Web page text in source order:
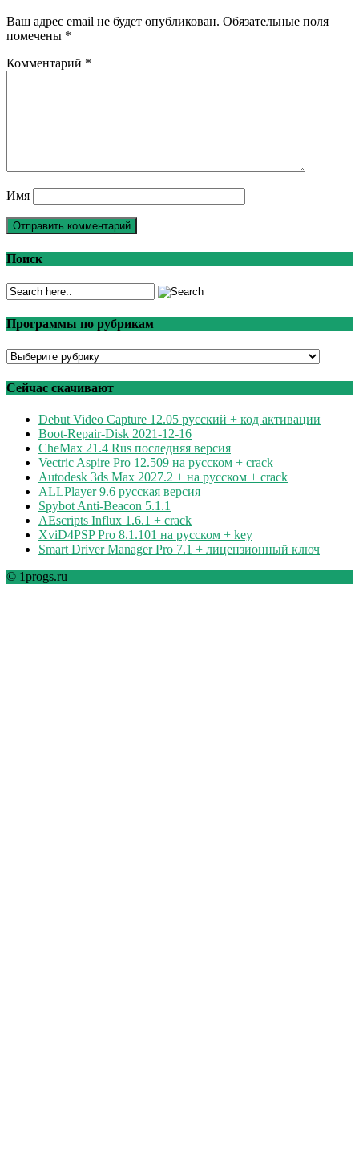
Ваш адрес email не будет опубликован. Обязательные поля
помечены *
Комментарий *
Имя
Поиск
Программы по рубрикам
Программы
рубрикам
Сейчас скачивают
Debut Video Capture 12.05 русский + код активации
Boot-Repair-Disk 2021-12-16
CheMax 21.4 Rus последняя версия
Vectric Aspire Pro 12.509 на русском + crack
Autodesk 3ds Max 2027.2 + на русском + crack
ALLPlayer 9.6 русская версия
Spybot Anti-Beacon 5.1.1
AEscripts Influx 1.6.1 + crack
XviD4PSP Pro 8.1.101 на русском + key
Smart Driver Manager Pro 7.1 + лицензионный ключ
© 1progs.ru